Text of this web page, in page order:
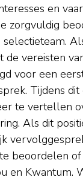
en
zorgvuldig
vereisten
voor een
Tijdens
te vertellen
Als dit
beoordelen
en Kwantum.